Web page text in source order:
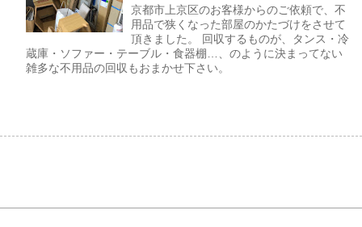
京都市上京区のお客様からのご依頼で、不
用品で狭くなった部屋のかたづけをさせて
頂きました。 回収するものが、タンス・冷
蔵庫・ソファー・テーブル・食器棚…、のように決まってない
雑多な不用品の回収もおまかせ下さい。